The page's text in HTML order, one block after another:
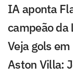
IA aponta
campeão
Veja gols
Aston Villa: